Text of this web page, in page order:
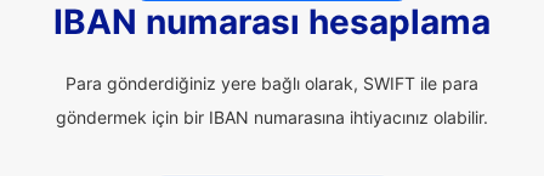
IBAN numarası hesaplama
Para gönderdiğiniz yere bağlı olarak, SWIFT ile para
göndermek için bir IBAN numarasına ihtiyacınız olabilir.